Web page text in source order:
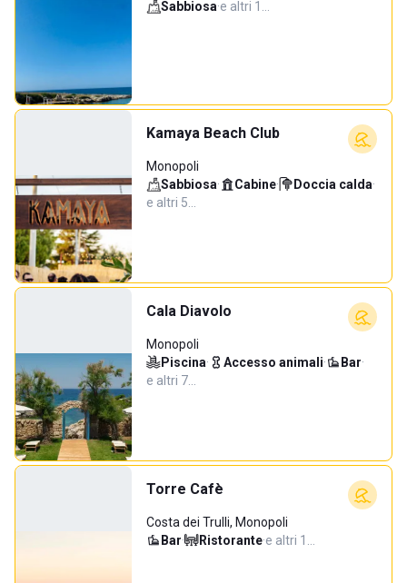
Sabbiosa·e altri 1…
Kamaya Beach Club
Monopoli
Sabbiosa· Cabine· Doccia calda·
e altri 5…
Cala Diavolo
Monopoli
Piscina· Accesso animali· Bar·
e altri 7…
Torre Cafè
Costa dei Trulli, Monopoli
Bar· Ristorante·e altri 1…